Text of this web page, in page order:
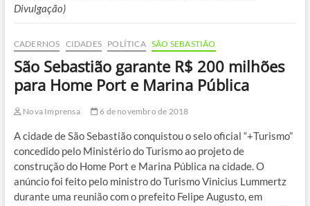
Divulgação)
CADERNOS CIDADES POLÍTICA SÃO SEBASTIÃO
São Sebastião garante R$ 200 milhões
para Home Port e Marina Pública
Nova Imprensa 6 de novembro de 2018
A cidade de São Sebastião conquistou o selo oficial “+Turismo”
concedido pelo Ministério do Turismo ao projeto de
construção do Home Port e Marina Pública na cidade. O
anúncio foi feito pelo ministro do Turismo Vinicius Lummertz
durante uma reunião com o prefeito Felipe Augusto, em